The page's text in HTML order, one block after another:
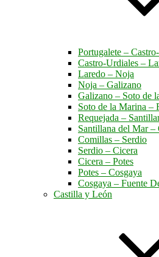
Portugalete –
Castro-Urdiales –
Laredo – Noja
Noja – Galizano
Galizano – Soto de
Soto de la Marina –
Requejada –
Santillana del Mar –
Comillas – Serdio
Serdio – Cicera
Cicera – Potes
Potes – Cosgaya
Cosgaya – Fuente
Castilla y León